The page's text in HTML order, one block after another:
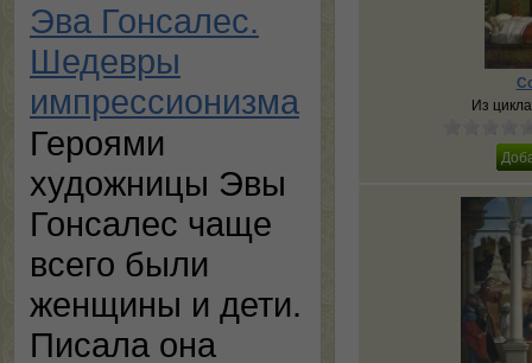
Эва Гонсалес.
Шедевры
импрессионизма
Героями
художницы Эвы
Гонсалес чаще
всего были
женщины и дети.
Писала она
Из